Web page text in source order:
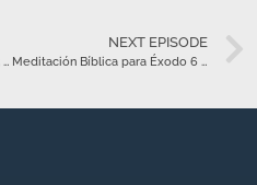
Meditación Bíblica para Éxodo 5 – Febrero 22
NEXT EPISODE
Meditación Bíblica para Éxodo 6 – Febrero 23